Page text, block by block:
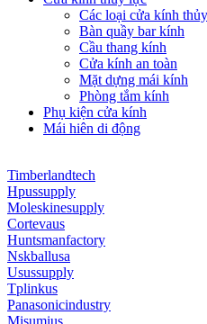
Các loại cửa kính
Bàn quầy bar kính
Cầu thang kính
Cửa kính an toàn
Mặt dựng mái kính
Phòng tắm kính
Phụ kiện cửa kính
Mái hiên di động
Timberlandtech
Hpussupply
Moleskinesupply
Cortevaus
Huntsmanfactory
Nskballusa
Usussupply
Tplinkus
Panasonicindustry
Misumius